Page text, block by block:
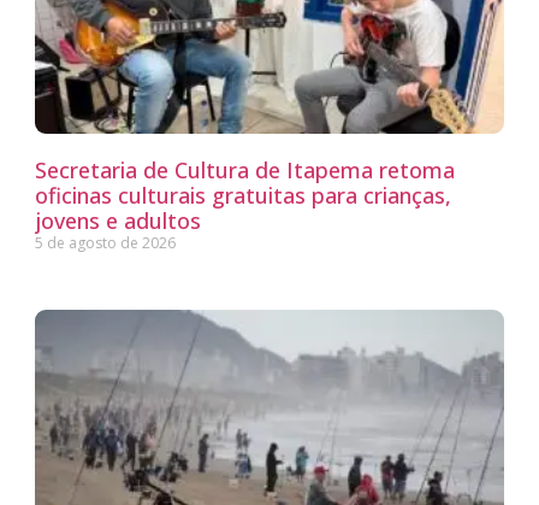
Secretaria de Cultura de Itapema retoma
oficinas culturais gratuitas para crianças,
jovens e adultos
5 de agosto de 2026